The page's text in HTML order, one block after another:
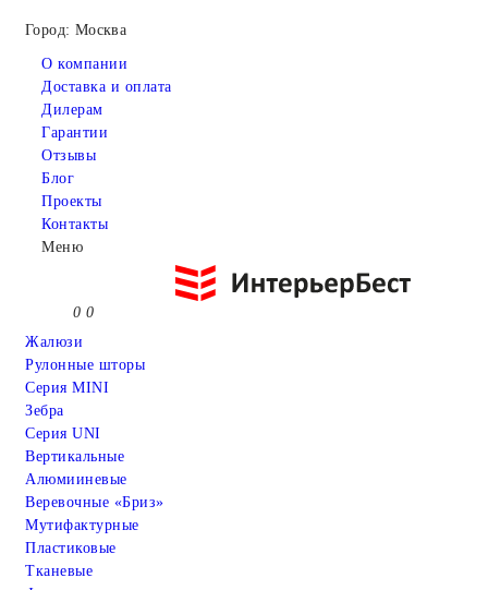
Город: Москва
О компании
Доставка и оплата
Дилерам
Гарантии
Отзывы
Блог
Проекты
Контакты
Меню
0 0
Жалюзи
Рулонные шторы
Серия MINI
Зебра
Серия UNI
Вертикальные
Алюмииневые
Веревочные «Бриз»
Мутифактурные
Пластиковые
Тканевые